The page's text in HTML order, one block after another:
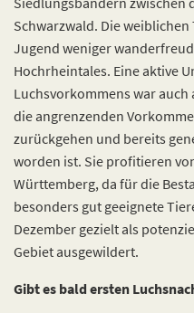
Schwarzwald. Die
Jugend weniger
Hochrheintales. Eine aktive
Luchsvorkommens war
die angrenzenden
zurückgehen und bereits
worden ist. Sie profitieren
Württemberg, da für die
besonders gut geeignete
Dezember gezielt als
Gebiet ausgewildert.
Gibt es bald ersten